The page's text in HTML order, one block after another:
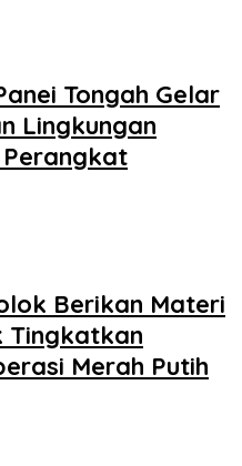
Tongah Gelar
Lingkungan
Berikan Materi
Tingkatkan
Merah Putih